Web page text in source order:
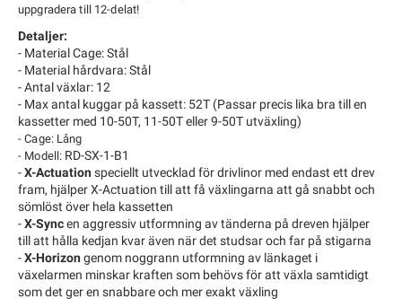
uppgradera till 12-delat!
Detaljer:
- Material Cage: Stål
- Material hårdvara: Stål
- Antal växlar: 12
- Max antal kuggar på kassett: 52T (Passar precis lika bra till en
kassetter med 10-50T, 11-50T eller 9-50T utväxling)
-Cage:Lång
- Modell: RD-SX-1-B1
-X-Actuation speciellt utvecklad för drivlinor med endast ett drev
fram, hjälper X-Actuation till att få växlingarna att gå snabbt och
sömlöst över hela kassetten
-X-Syncen aggressiv utformning av tänderna på dreven hjälper
till att hålla kedjan kvar även när det studsar och far på stigarna
-X-Horizon genom noggrann utformning av länkaget i
växelarmen minskar kraften som behövs för att växla samtidigt
som det ger en snabbare och mer exakt växling